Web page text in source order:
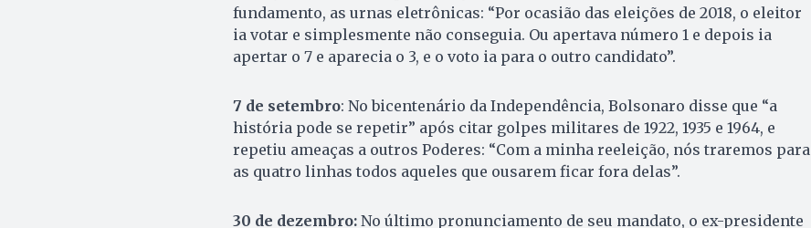
fundamento, as urnas eletrônicas: “Por ocasião das eleições de 2018, o eleitor
ia votar e simplesmente não conseguia. Ou apertava número 1 e depois ia
apertar o 7 e aparecia o 3, e o voto ia para o outro candidato”.
7 de setembro: No bicentenário da Independência, Bolsonaro disse que “a
história pode se repetir” após citar golpes militares de 1922, 1935 e 1964, e
repetiu ameaças a outros Poderes: “Com a minha reeleição, nós traremos para
as quatro linhas todos aqueles que ousarem ficar fora delas”.
30 de dezembro: No último pronunciamento de seu mandato, o ex-presidente